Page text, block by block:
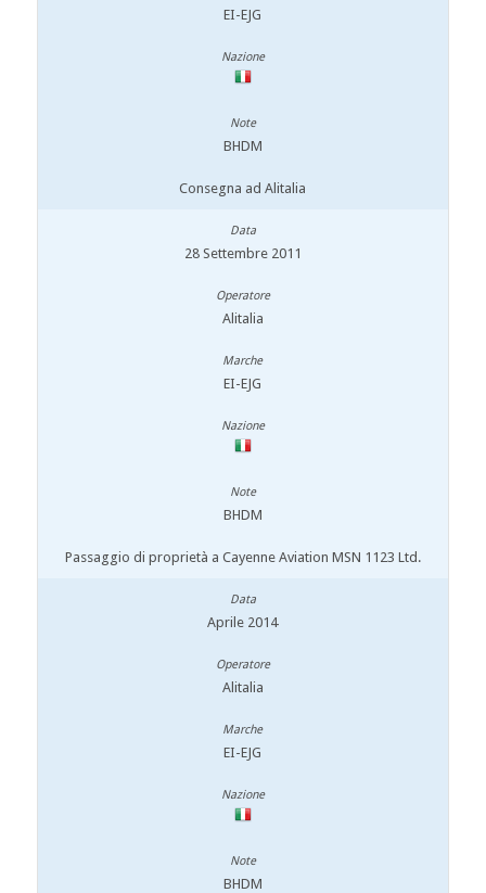
EI-EJG
BHDM
Consegna ad Alitalia
28 Settembre 2011
Alitalia
EI-EJG
BHDM
Passaggio di proprietà a Cayenne Aviation MSN 1123 Ltd.
Aprile 2014
Alitalia
EI-EJG
BHDM